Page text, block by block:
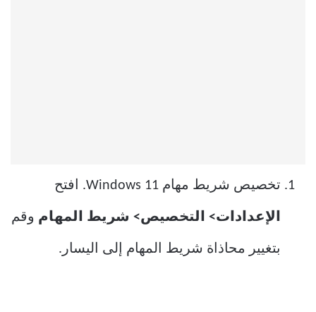
تخصيص شريط مهام Windows 11. افتح
الإعدادات> التخصيص> شريط المهام وقم
بتغيير محاذاة شريط المهام إلى اليسار.